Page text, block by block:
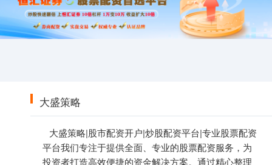
大盛策略
大盛策略|股市配资开户|炒股配资平台|专业股票配资
平台我们专注于提供全面、专业的股票配资服务，为
投资者打造高效便捷的资金解决方案。通过精心整理